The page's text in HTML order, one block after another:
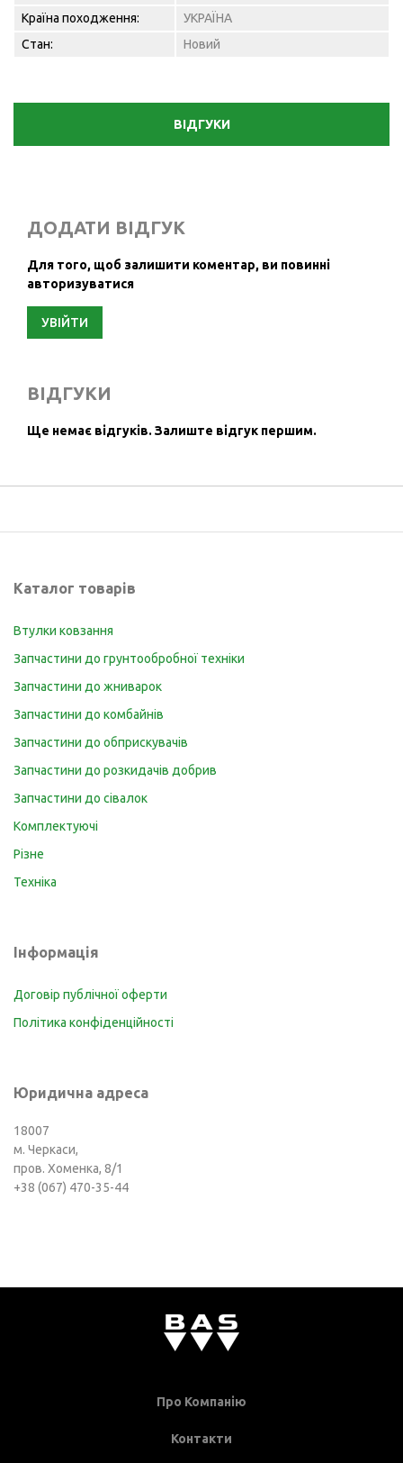
Країна походження:
УКРАЇНА
Стан:
Новий
ВІДГУКИ
ДОДАТИ ВІДГУК
Для того, щоб залишити коментар, ви повинні
авторизуватися
УВІЙТИ
ВІДГУКИ
Ще немає відгуків. Залиште відгук першим.
Каталог товарів
Втулки ковзання
Запчастини до грунтообробної техніки
Запчастини до жниварок
Запчастини до комбайнів
Запчастини до обприскувачів
Запчастини до розкидачів добрив
Запчастини до сівалок
Комплектуючі
Різне
Техніка
Інформація
Договір публічної оферти
Політика конфіденційності
Юридична адреса
18007
м. Черкаси,
пров. Хоменка, 8/1
+38 (067) 470-35-44
Про Компанію
Контакти